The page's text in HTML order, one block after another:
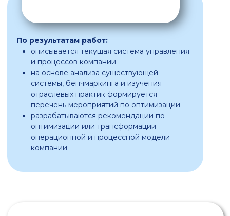
33 года
безупречной репутации
3000+
проектов
1250+
клиентов
НУЖНА КОНСУЛЬТАЦИЯ?